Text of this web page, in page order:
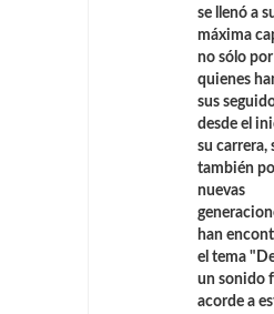
se llenó a
máxima
no sólo por
quienes
sus
desde el
su carrera,
también
nuevas
han
el tema
un sonido
acorde a